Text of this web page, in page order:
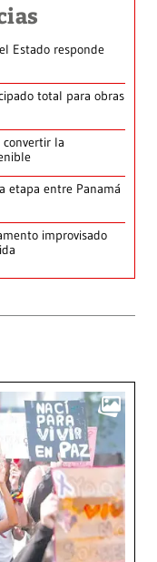
Estado responde
total para obras
convertir la
etapa entre Panamá
improvisado